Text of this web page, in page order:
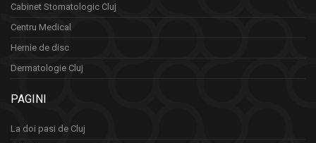
Cabinet Stomatologic Cluj
Centru Medical
Hernie de disc
Dermatologie Cluj
PAGINI
La doi pasi de Cluj